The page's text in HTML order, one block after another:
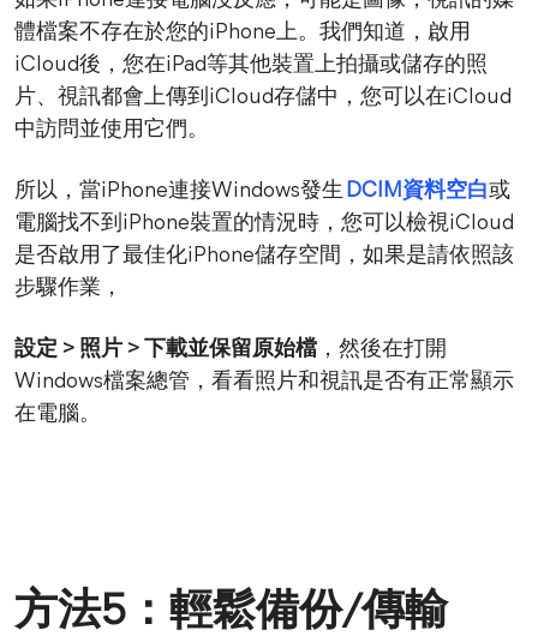
體檔案不存在於您的iPhone上。我們知道，啟用
iCloud後，您在iPad等其他裝置上拍攝或儲存的照
片、視訊都會上傳到iCloud存儲中，您可以在iCloud
中訪問並使用它們。
所以，當iPhone連接Windows發生 DCIM資料空白或
電腦找不到iPhone裝置的情況時，您可以檢視iCloud
是否啟用了最佳化iPhone儲存空間，如果是請依照該
步驟作業，
設定 > 照片 > 下載並保留原始檔 ，然後在打開
Windows檔案總管，看看照片和視訊是否有正常顯示
在電腦。
方法5：輕鬆備份/傳輸